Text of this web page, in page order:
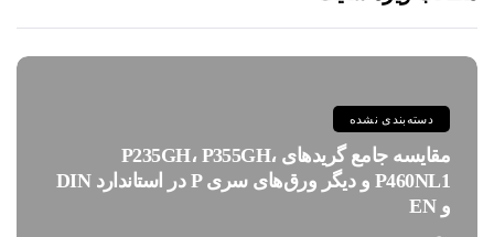
دسته‌بندی نشده
مقایسه جامع گریدهای P235GH، P355GH،
P460NL1 و دیگر ورق‌های سری P در استاندارد DIN
و EN